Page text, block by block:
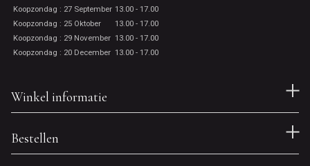
Koopzondag : 27 September 13.00 - 17.00
Koopzondag : 25 Oktober
13.00 - 17.00
Koopzondag : 29 November 13.00 - 17.00
Koopzondag : 20 December 13.00 - 17.00
Winkel informatie
Bestellen